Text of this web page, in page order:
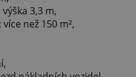
3,3 m,
než 150 m²,